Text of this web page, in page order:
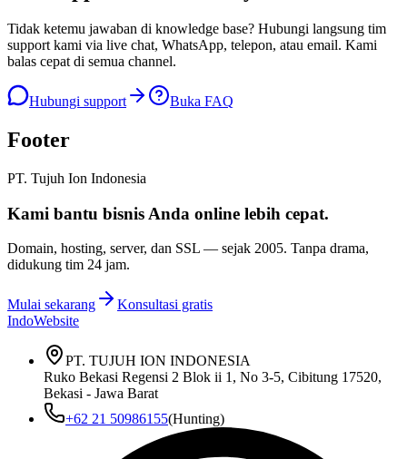
Tidak ketemu jawaban di knowledge base? Hubungi langsung tim
support kami via live chat, WhatsApp, telepon, atau email. Kami
balas cepat di semua channel.
Hubungi support Buka FAQ
Footer
PT. Tujuh Ion Indonesia
Kami bantu bisnis Anda online lebih cepat.
Domain, hosting, server, dan SSL — sejak 2005. Tanpa drama,
didukung tim 24 jam.
Mulai sekarang
Konsultasi gratis
IndoWebsite
PT. TUJUH ION INDONESIA
Ruko Bekasi Regensi 2 Blok ii 1, No 3-5, Cibitung 17520,
Bekasi - Jawa Barat
+62 21 50986155(Hunting)